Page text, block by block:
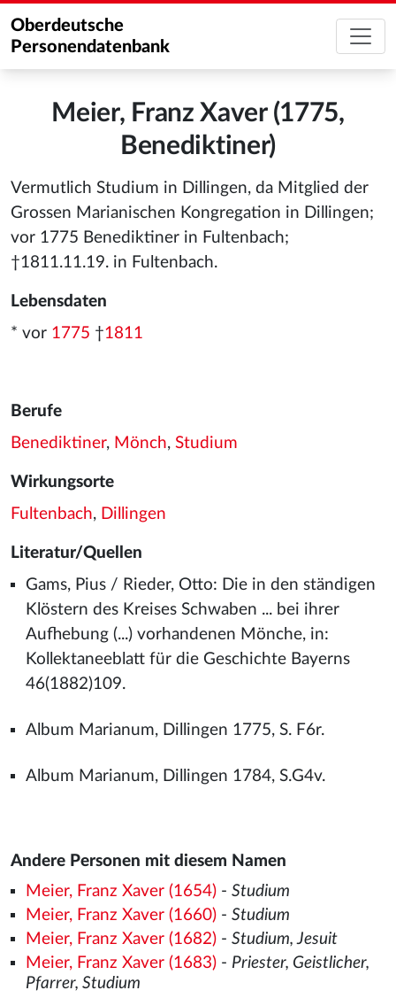
Oberdeutsche
Personendatenbank
Meier, Franz Xaver (1775,
Benediktiner)
Vermutlich Studium in Dillingen, da Mitglied der
Grossen Marianischen Kongregation in Dillingen;
vor 1775 Benediktiner in Fultenbach;
†1811.11.19. in Fultenbach.
Lebensdaten
* vor 1775 †1811
Berufe
Benediktiner, Mönch, Studium
Wirkungsorte
Fultenbach, Dillingen
Literatur/Quellen
Gams, Pius / Rieder, Otto: Die in den ständigen
Klöstern des Kreises Schwaben ... bei ihrer
Aufhebung (...) vorhandenen Mönche, in:
Kollektaneeblatt für die Geschichte Bayerns
46(1882)109.
Album Marianum, Dillingen 1775, S. F6r.
Album Marianum, Dillingen 1784, S.G4v.
Andere Personen mit diesem Namen
Meier, Franz Xaver (1654)- Studium
Meier, Franz Xaver (1660)- Studium
Meier, Franz Xaver (1682)- Studium, Jesuit
Meier, Franz Xaver (1683)- Priester, Geistlicher,
Pfarrer, Studium